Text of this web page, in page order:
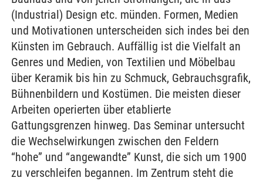
(Industrial) Design etc. münden. Formen, Medien
und Motivationen unterscheiden sich indes bei den
Künsten im Gebrauch. Auffällig ist die Vielfalt an
Genres und Medien, von Textilien und Möbelbau
über Keramik bis hin zu Schmuck, Gebrauchsgrafik,
Bühnenbildern und Kostümen. Die meisten dieser
Arbeiten operierten über etablierte
Gattungsgrenzen hinweg. Das Seminar untersucht
die Wechselwirkungen zwischen den Feldern
“hohe” und “angewandte” Kunst, die sich um 1900
zu verschleifen begannen. Im Zentrum steht die